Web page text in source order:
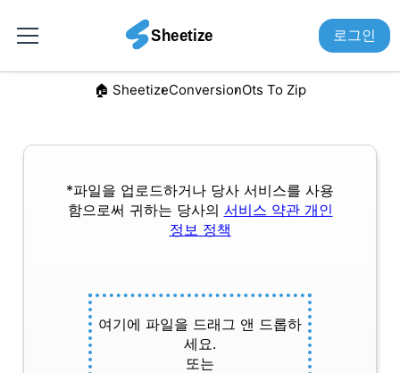
로그인
🏠︎ SheetizeConversionOts To Zip
*파일을 업로드하거나 당사 서비스를 사용
함으로써 귀하는 당사의 서비스 약관 개인
정보 정책
여기에 파일을 드래그 앤 드롭하
세요.
또는